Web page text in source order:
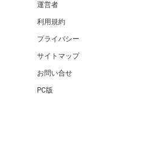
運営者
利用規約
プライバシー
サイトマップ
お問い合せ
PC版